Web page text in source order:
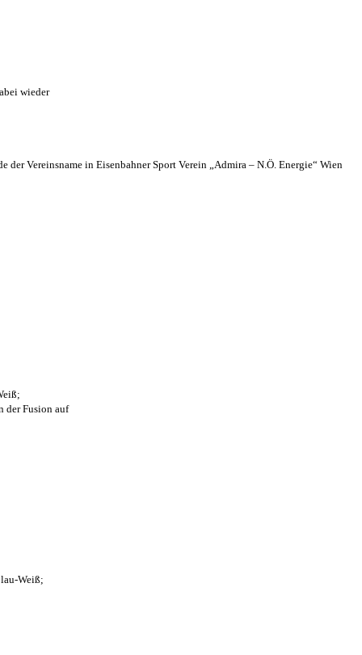
wieder
der Vereinsname in Eisenbahner Sport Verein „Admira – N.Ö. Energie“ Wien
der Fusion auf
Weiß;